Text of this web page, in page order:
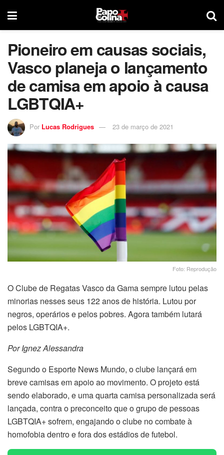
Pioneiro em causas sociais,
Vasco planeja o lançamento
de camisa em apoio à causa
LGBTQIA+
Por Lucas Rodrigues 23 de março de 2021
Foto: Reprodução
O Clube de Regatas Vasco da Gama sempre lutou pelas
minorias nesses seus 122 anos de história. Lutou por
negros, operários e pelos pobres. Agora também lutará
pelos LGBTQIA+.
Por Ignez Alessandra
Segundo o Esporte News Mundo, o clube lançará em
breve camisas em apoio ao movimento. O projeto está
sendo elaborado, e uma quarta camisa personalizada será
lançada, contra o preconceito que o grupo de pessoas
LGBTQIA+ sofrem, engajando o clube no combate à
homofobia dentro e fora dos estádios de futebol.